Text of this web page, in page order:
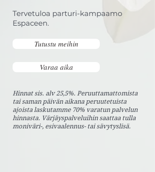
Tervetuloa parturi-kampaamo
Espaceen.
Tutustu meihin
Varaa aika
Hinnat sis. alv 25,5%. Peruuttamattomista
tai saman päivän aikana peruutetuista
ajoista laskutamme 70% varatun palvelun
hinnasta. Värjäyspalveluihin saattaa tulla
moniväri-, esivaalennus- tai sävytyslisä.